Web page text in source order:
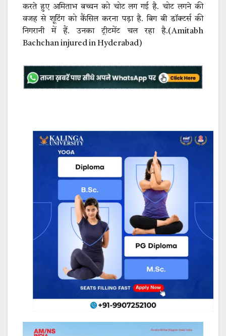
करते हुए अमिताभ बच्चन को चोट लग गई है. चोट लगने की
वजह से शूटिंग को कैंसिल करना पड़ा है. बिग बी डॉक्टर्स की
निगरानी में हैं. उनका ट्रीटमेंट चल रहा है.(Amitabh
Bachchan injured in Hyderabad)